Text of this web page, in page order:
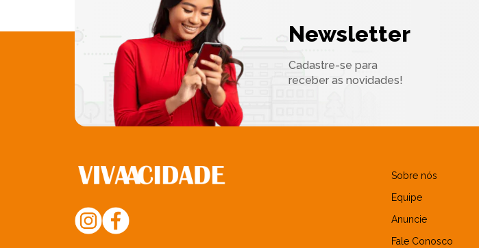
Newsletter
Cadastre-se para
receber as novidades!
Sobre nós
Equipe
Anuncie
Fale Conosco